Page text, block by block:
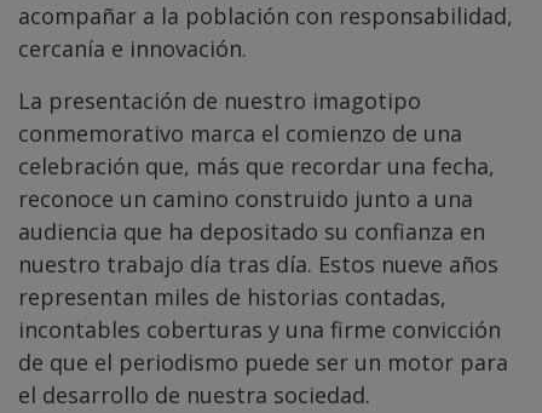
acompañar a la población con responsabilidad,
cercanía e innovación.
La presentación de nuestro imagotipo
conmemorativo marca el comienzo de una
celebración que, más que recordar una fecha,
reconoce un camino construido junto a una
audiencia que ha depositado su confianza en
nuestro trabajo día tras día. Estos nueve años
representan miles de historias contadas,
incontables coberturas y una firme convicción
de que el periodismo puede ser un motor para
el desarrollo de nuestra sociedad.